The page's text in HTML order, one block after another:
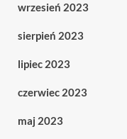
wrzesień 2023
sierpień 2023
lipiec 2023
czerwiec 2023
maj 2023